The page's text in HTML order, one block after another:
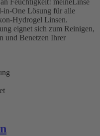
Feuchtigkeit! meineLinse
in-One Lösung für alle
Hydrogel Linsen.
eignet sich zum Reinigen,
und Benetzen Ihrer